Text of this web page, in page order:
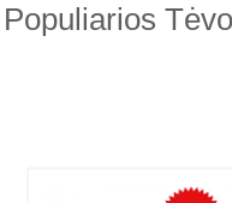
Populiarios